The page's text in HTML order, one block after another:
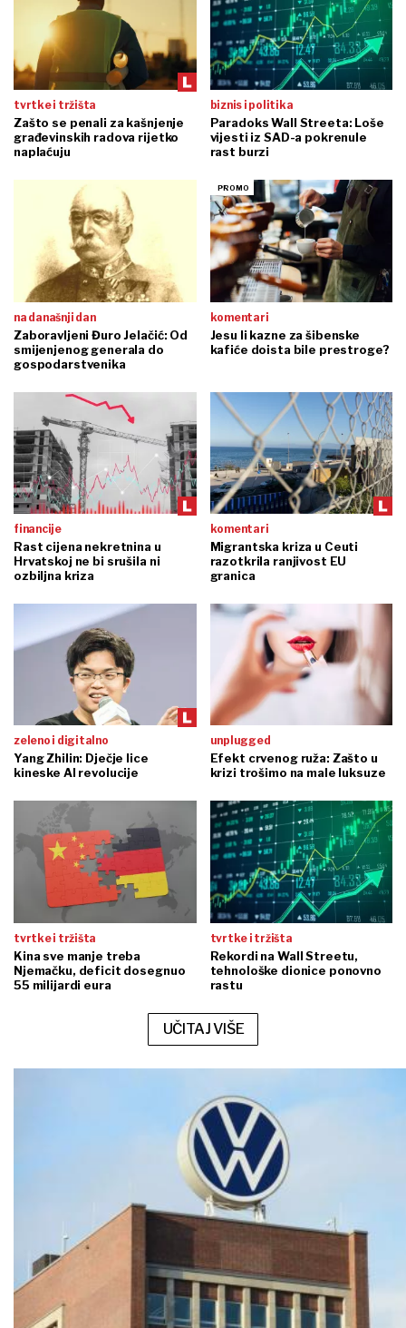
tvrtke i tržišta
Zašto se penali za kašnjenje
građevinskih radova rijetko
naplaćuju
biznis i politika
Paradoks Wall Streeta: Loše
vijesti iz SAD-a pokrenule
rast burzi
na današnji dan
Zaboravljeni Đuro Jelačić: Od
smijenjenog generala do
gospodarstvenika
komentari
Jesu li kazne za šibenske
kafiće doista bile prestroge?
financije
Rast cijena nekretnina u
Hrvatskoj ne bi srušila ni
ozbiljna kriza
komentari
Migrantska kriza u Ceuti
razotkrila ranjivost EU
granica
zeleno i digitalno
Yang Zhilin: Dječje lice
kineske AI revolucije
unplugged
Efekt crvenog ruža: Zašto u
krizi trošimo na male luksuze
tvrtke i tržišta
Kina sve manje treba
Njemačku, deficit dosegnuo
55 milijardi eura
tvrtke i tržišta
Rekordi na Wall Streetu,
tehnološke dionice ponovno
rastu
UČITAJ VIŠE